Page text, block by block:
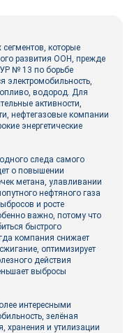
которые
развития ООН, прежде
№ 13 по борьбе
электромобильность,
водород. Для
активности,
нефтегазовые компании
энергетические
следа самого
о повышении
метана, улавливании
нефтяного газа
и росте
важно, потому что
быстрого
компания снижает
оптимизирует
действия
выбросы
интересными
зелёная
хранения и утилизации